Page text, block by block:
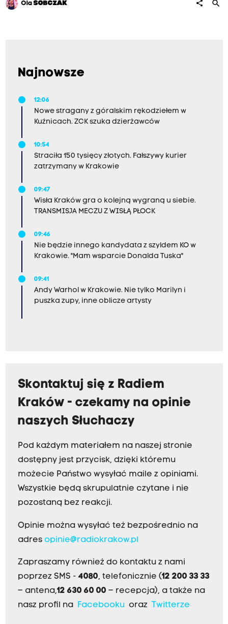
OlaSOBCZAK share search
Najnowsze
12:06
Nowe stragany z góralskim rękodziełem w
Kuźnicach. ZCK szuka dzierżawców
10:54
Straciła 150 tysięcy złotych. Fałszywy kurier
zatrzymany w Krakowie
09:47
Wisła Kraków gra o kolejną wygraną u siebie.
TRANSMISJA MECZU Z WISŁĄ PŁOCK
09:46
Nie będzie innego kandydata z szyldem KO w
Krakowie. "Mam wsparcie Donalda Tuska"
09:41
Andy Warhol w Krakowie. Nie tylko Marilyn i
puszka zupy, inne oblicze artysty
Skontaktuj się z Radiem
Kraków - czekamy na opinie
naszych Słuchaczy
Pod każdym materiałem na naszej stronie
dostępny jest przycisk, dzięki któremu
możecie Państwo wysyłać maile z opiniami.
Wszystkie będą skrupulatnie czytane i nie
pozostaną bez reakcji.
Opinie można wysyłać też bezpośrednio na
adres opinie@radiokrakow.pl
Zapraszamy również do kontaktu z nami
poprzez SMS - 4080, telefonicznie (12 200 33 33
– antena,12 630 60 00 – recepcja), a także na
nasz profil na
Facebookuoraz Twitterze